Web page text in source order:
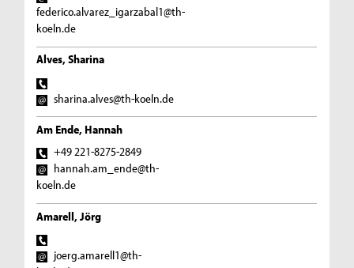
federico.alvarez_igarzabal1@th-
koeln.de
Alves, Sharina
sharina.alves@th-koeln.de
Am Ende, Hannah
+49 221-8275-2849
hannah.am_ende@th-
koeln.de
Amarell, Jörg
joerg.amarell1@th-